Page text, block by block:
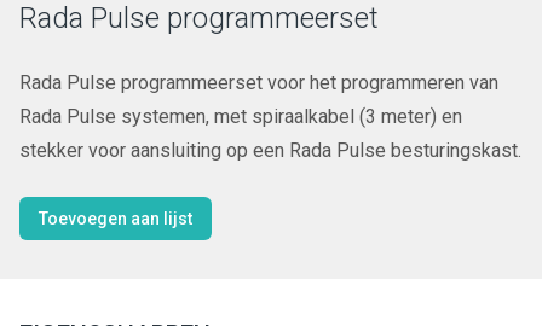
Rada Pulse programmeerset
Rada Pulse programmeerset voor het programmeren van
Rada Pulse systemen, met spiraalkabel (3 meter) en
stekker voor aansluiting op een Rada Pulse besturingskast.
Toevoegen aan lijst